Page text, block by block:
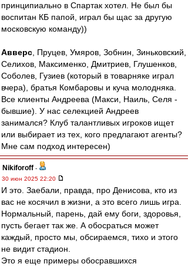
принципиально в Спартак хотел. Не был бы
воспитан КБ папой, играл бы щас за другую
московскую команду))
Авверс , Пруцев, Умяров, Зобнин, Зиньковский,
Селихов, Максименко, Дмитриев, Глушенков,
Соболев, Гузиев (который в товарняке играл
вчера), братья Комбаровы и куча молодняка.
Все клиенты Андреева (Макси, Наиль, Селя -
бывшие). У нас селекцией Андреев
занимался? Клуб талантливых игроков ищет
или выбирает из тех, кого предлагают агенты?
Мне сам подход интересен)
Nikiforoff -
30 июн 2025 22:20
И это. Заебали, правда, про Денисова, кто из
вас не косячил в жизни, а это всего лишь игра.
Нормальный, парень, дай ему боги, здоровья,
пусть бегает так же. А обосраться может
каждый, просто мы, обсираемся, тихо и этого
не видит стадион.
Это я еще примеры обосравшихся